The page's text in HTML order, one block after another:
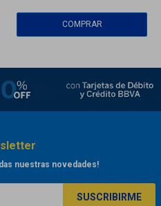
nuestras novedades!
SUSCRIBIRME